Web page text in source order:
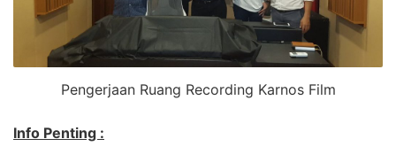
Pengerjaan Ruang Recording Karnos Film
Info Penting :